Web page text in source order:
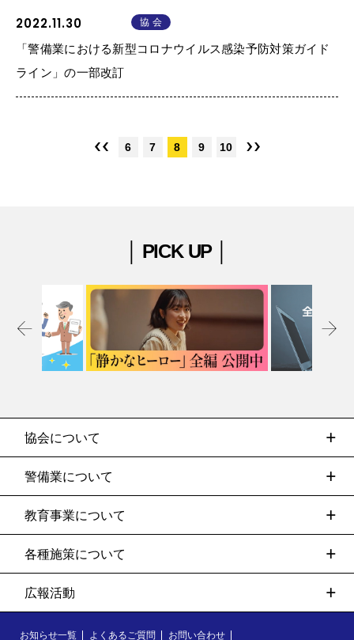
2022.11.30 協 会
「警備業における新型コロナウイルス感染予防対策ガイド
ライン」の一部改訂
6 7 8 9 10
│ PICK UP │
協会について
警備業について
教育事業について
各種施策について
広報活動
お知らせ一覧 よくあるご質問 お問い合わせ